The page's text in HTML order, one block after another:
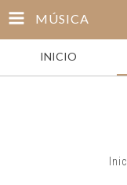
MÚSICA
INICIO